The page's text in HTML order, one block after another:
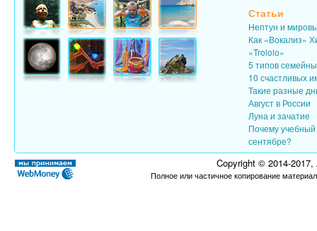
Статьи
Нептун и
Как «Вокализ»
«Trololo»
5 типов
10 счастливых
Такие разные
Август в России
Луна и зачатие
Почему учебный
сентябре?
Copyright © 2014-
Полное или частичное копирование